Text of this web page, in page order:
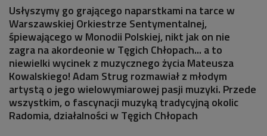
Usłyszymy go grającego naparstkami na tarce w
Warszawskiej Orkiestrze Sentymentalnej,
śpiewającego w Monodii Polskiej, nikt jak on nie
zagra na akordeonie w Tęgich Chłopach... a to
niewielki wycinek z muzycznego życia Mateusza
Kowalskiego! Adam Strug rozmawiał z młodym
artystą o jego wielowymiarowej pasji muzyki. Przede
wszystkim, o fascynacji muzyką tradycyjną okolic
Radomia, działalności w Tęgich Chłopach